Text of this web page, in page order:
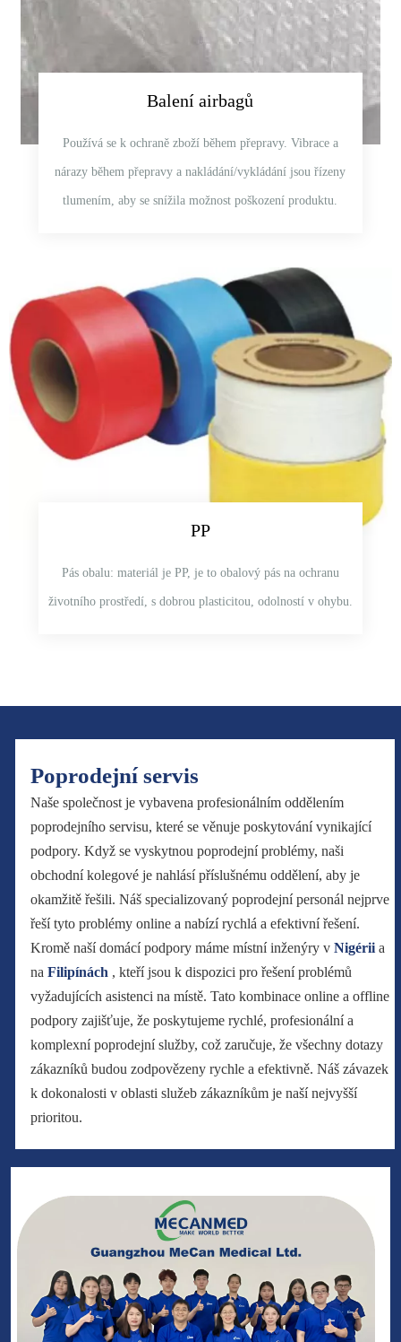
Balení airbagů
Používá se k ochraně zboží během přepravy. Vibrace a
nárazy během přepravy a nakládání/vykládání jsou řízeny
tlumením, aby se snížila možnost poškození produktu.
PP
Pás obalu: materiál je PP, je to obalový pás na ochranu
životního prostředí, s dobrou plasticitou, odolností v ohybu.
Poprodejní servis
Naše společnost je vybavena profesionálním oddělením
poprodejního servisu, které se věnuje poskytování vynikající
podpory. Když se vyskytnou poprodejní problémy, naši
obchodní kolegové je nahlásí příslušnému oddělení, aby je
okamžitě řešili. Náš specializovaný poprodejní personál nejprve
řeší tyto problémy online a nabízí rychlá a efektivní řešení.
Kromě naší domácí podpory máme místní inženýry v Nigérii a
na Filipínách , kteří jsou k dispozici pro řešení problémů
vyžadujících asistenci na místě. Tato kombinace online a offline
podpory zajišťuje, že poskytujeme rychlé, profesionální a
komplexní poprodejní služby, což zaručuje, že všechny dotazy
zákazníků budou zodpovězeny rychle a efektivně. Náš závazek
k dokonalosti v oblasti služeb zákazníkům je naší nejvyšší
prioritou.